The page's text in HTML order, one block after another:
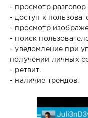
- просмотр
- доступ к
- просмотр
- поиск
- уведомление при
получении личных
- ретвит.
- наличие трендов.